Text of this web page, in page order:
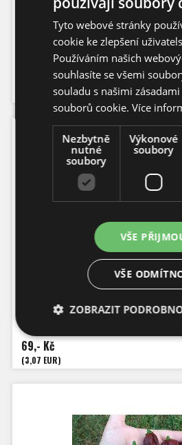
Počet semen:
Pálivost: 15.000 -
Capsicum
Výška: 130 - 150
Velikost plodu: 4
Zrání: 100
Původ:
75,- Kč
(3,33 EUR)
Pequin
Počet semen:
Pálivost: 30.000 -
Výška: 130
69,- Kč
(3,07 EUR)
Tyto webové stránky
cookie ke zlepšení
Používáním našich
souhlasíte se všemi
souladu s našimi
souborů cookie.Více
Nezbytně
nutné
soubory
Výkonové
soubory
VŠE
VŠE
ZOBRAZIT